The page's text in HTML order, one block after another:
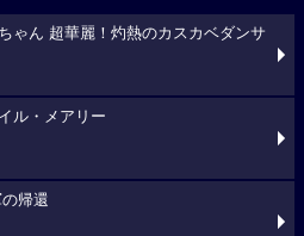
ゃん 超華麗！灼熱のカスカベダンサ
ル・メアリー
帰還